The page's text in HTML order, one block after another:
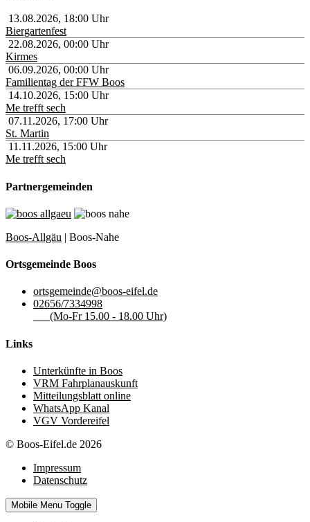
13.08.2026, 18:00 Uhr
Biergartenfest
22.08.2026, 00:00 Uhr
Kirmes
06.09.2026, 00:00 Uhr
Familientag der FFW Boos
14.10.2026, 15:00 Uhr
Me trefft sech
07.11.2026, 17:00 Uhr
St. Martin
11.11.2026, 15:00 Uhr
Me trefft sech
Partnergemeinden
Boos-Allgäu | Boos-Nahe
Ortsgemeinde Boos
ortsgemeinde@boos-eifel.de
02656/7334998
(Mo-Fr 15.00 - 18.00 Uhr)
Links
Unterkünfte in Boos
VRM Fahrplanauskunft
Mitteilungsblatt online
WhatsApp Kanal
VGV Vordereifel
© Boos-Eifel.de 2026
Impressum
Datenschutz
Mobile Menu Toggle